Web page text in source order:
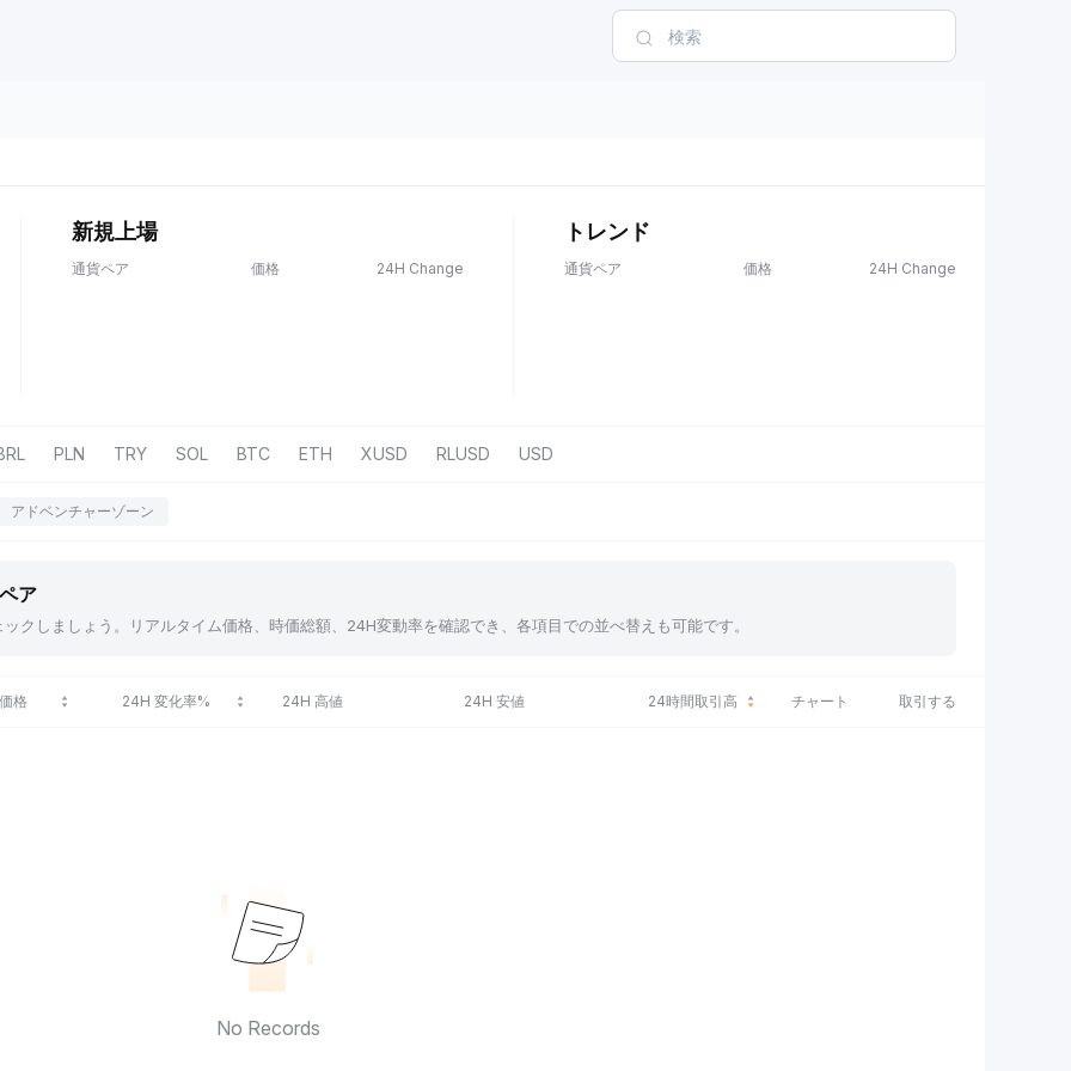
新規上場
通貨ペア 価格 24H Change
トレンド
通貨ペア 価格 24H Change
PLN TRY SOL BTC ETH XUSD RLUSD USD
アドベンチャーゾーン
ア
クしましょう。リアルタイム価格、時価総額、24H変動率を確認でき、各項目での並べ替えも可能です。
格 24H 変化率% 24H 高値 24H 安値 24時間取引高 チャート 取引する
No Records